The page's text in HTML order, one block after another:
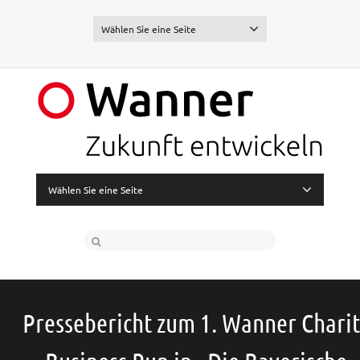
Wählen Sie eine Seite
Wählen Sie eine Seite
Pressebericht zum 1. Wanner